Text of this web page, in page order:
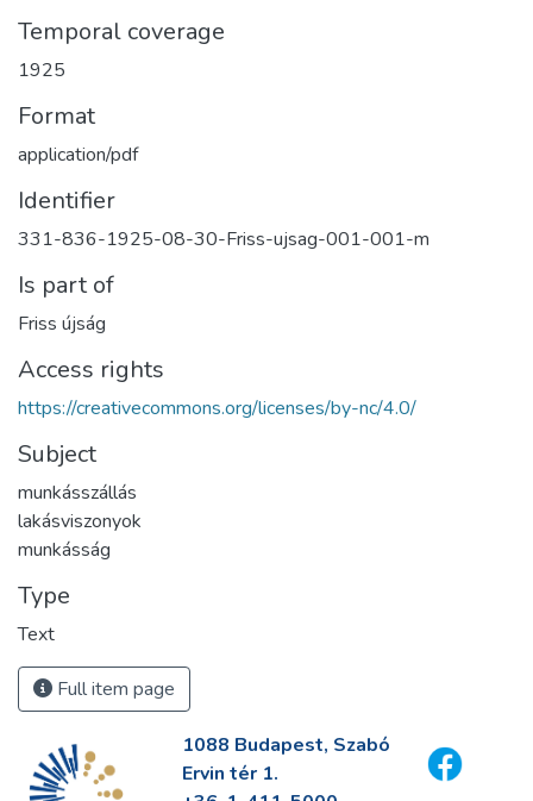
Temporal coverage
1925
Format
application/pdf
Identifier
331-836-1925-08-30-Friss-ujsag-001-001-m
Is part of
Friss újság
Access rights
https://creativecommons.org/licenses/by-nc/4.0/
Subject
munkásszállás
lakásviszonyok
munkásság
Type
Text
Full item page
1088 Budapest, Szabó
Ervin tér 1.